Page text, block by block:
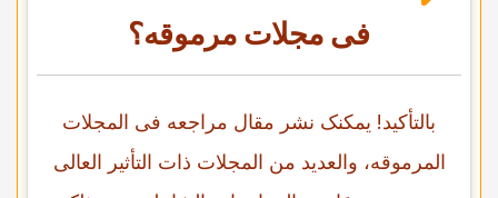
فی مجلات مرموقه؟
بالتأکید! یمکنک نشر مقال مراجعه فی المجلات
المرموقه، والعدید من المجلات ذات التأثیر العالی